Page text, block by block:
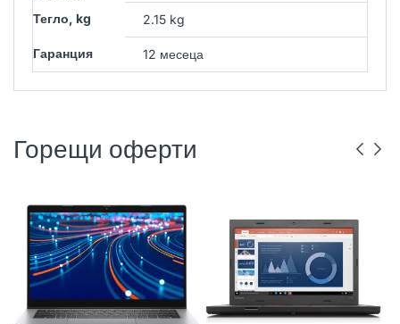
Тегло, kg 2.15 kg
Гаранция 12 месеца
Горещи оферти